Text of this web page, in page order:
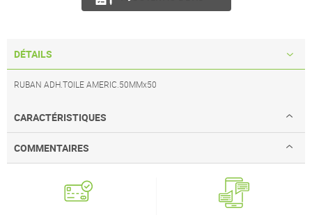
DÉTAILS
RUBAN ADH.TOILE AMERIC.50MMx50
CARACTÉRISTIQUES
COMMENTAIRES